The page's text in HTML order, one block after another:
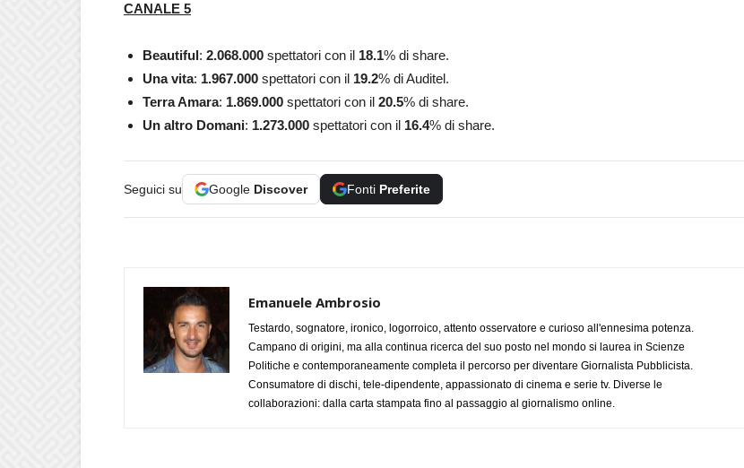
CANALE 5
Beautiful: 2.068.000 spettatori con il 18.1% di share.
Una vita: 1.967.000 spettatori con il 19.2% di Auditel.
Terra Amara: 1.869.000 spettatori con il 20.5% di share.
Un altro Domani: 1.273.000 spettatori con il 16.4% di share.
Seguici su Google Discover Fonti Preferite
Emanuele Ambrosio
Testardo, sognatore, ironico, logorroico, attento osservatore e curioso all'ennesima potenza.
Campano di origini, ma alla continua ricerca del suo posto nel mondo si laurea in Scienze
Politiche e contemporaneamente completa il percorso per diventare Giornalista Pubblicista.
Consumatore di dischi, tele-dipendente, appassionato di cinema e serie tv. Diverse le
collaborazioni: dalla carta stampata fino al passaggio al giornalismo online.